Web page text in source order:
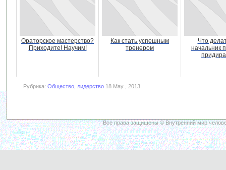
Ораторское мастерство?
Приходите! Научим!
Как стать успешным
тренером
Что
начальник
Рубрика: Общество, лидерство 18 May , 2013
Все права защищены © Внутренний мир